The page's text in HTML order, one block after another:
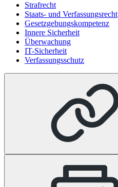
Strafrecht
Staats- und Verfassungsrecht
Gesetzgebungskompetenz
Innere Sicherheit
Überwachung
IT-Sicherheit
Verfassungsschutz